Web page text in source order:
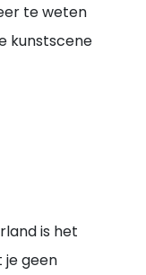
te weten
kunstscene
is het
je geen